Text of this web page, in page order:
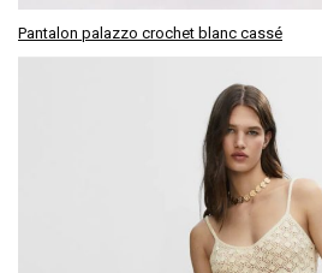
Pantalon palazzo crochet blanc cassé